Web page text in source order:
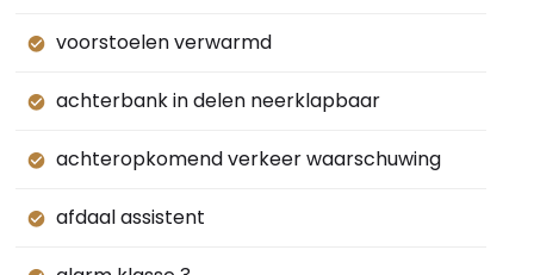
voorstoelen verwarmd
achterbank in delen neerklapbaar
achteropkomend verkeer waarschuwing
afdaal assistent